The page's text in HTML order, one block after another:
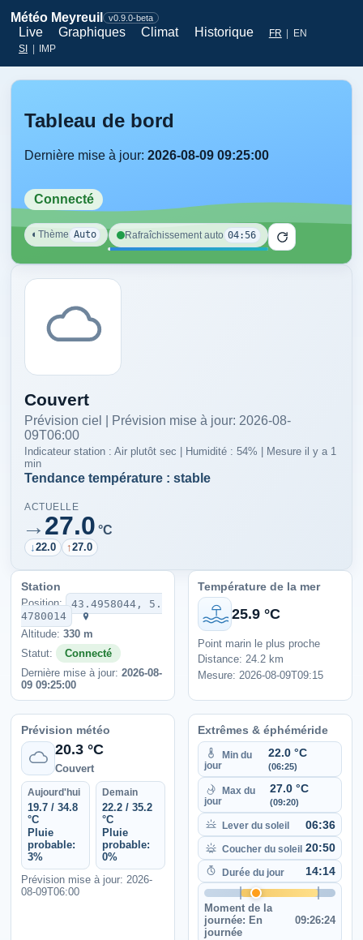
Météo Meyreuil v0.9.0-beta
Live Graphiques Climat Historique FR | EN
SI
IMP
Tableau de bord
Dernière mise à jour:2026-08-09 09:25:00
Connecté
◐Thème Auto Rafraîchissement auto 04:56
Couvert
Prévision ciel | Prévision mise à jour: 2026-08-
09T06:00
Indicateur station : Air plutôt sec | Humidité : 54% | Mesure il y a 1
min
Tendance température : stable
ACTUELLE
→27.0 °C
↓22.0 ↑27.0
Station
Position: 43.4958044, 5.
4780014
Altitude: 330 m
Statut:
Connecté
Dernière mise à jour: 2026-08-
09 09:25:00
Température de la mer
25.9 °C
Point marin le plus proche
Distance: 24.2 km
Mesure: 2026-08-09T09:15
Prévision météo
20.3 °C
Couvert
Aujourd'hui
19.7 / 34.8
°C
Pluie
probable:
3%
Demain
22.2 / 35.2
°C
Pluie
probable:
0%
Prévision mise à jour: 2026-
08-09T06:00
Extrêmes & éphéméride
Min du
jour
22.0 °C
(06:25)
Max du
jour
27.0 °C
(09:20)
Lever du soleil 06:36
Coucher du soleil 20:50
Durée du jour 14:14
Moment de la
journée: En
journée
09:26:24